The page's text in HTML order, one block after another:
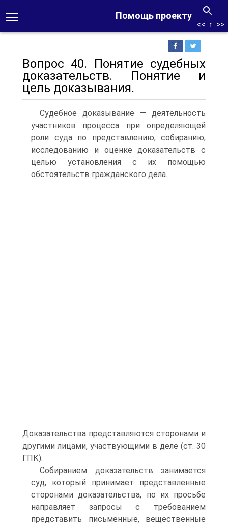
Помощь проекту
<< ↑ >>
Вопрос 40. Понятие судебных
доказательств. Понятие и
цель доказывания.
Судебное доказывание — деятельность
участников процесса при определяющей
роли суда по представлению, собиранию,
исследованию и оценке доказательств с
целью установления с их помощью
обстоятельств гражданского дела.
Доказательства представляются сторонами и
другими лицами, участвующими в деле (ст. 30
ГПК).
Собиранием доказательств занимается
суд, который принимает представленные
сторонами доказательства, по их просьбе
направляет запросы с требованием
представить письменные, вещественные